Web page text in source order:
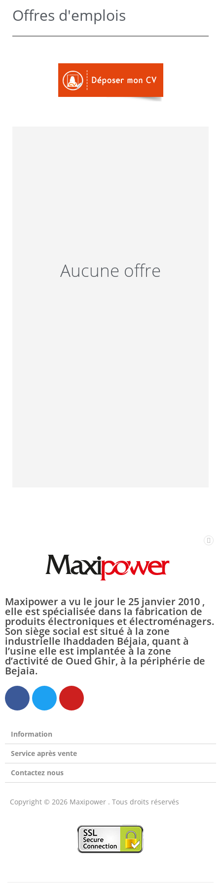
Offres d'emplois
Aucune offre
Maxipower a vu le jour le 25 janvier 2010 ,
elle est spécialisée dans la fabrication de
produits électroniques et électroménagers.
Son siège social est situé à la zone
industrielle Ihaddaden Béjaia, quant à
l’usine elle est implantée à la zone
d’activité de Oued Ghir, à la périphérie de
Bejaia.
Information
Service après vente
Contactez nous
Copyright © 2026 Maxipower . Tous droits réservés